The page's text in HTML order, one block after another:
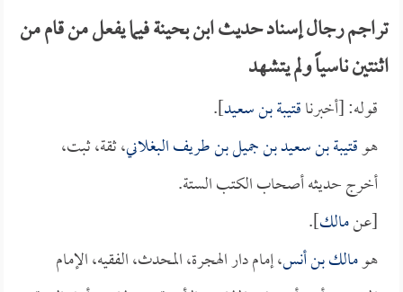
تراجم رجال إسناد حديث ابن بحينة فيما يفعل من قام من
اثنتين ناسياً ولم يتشهد
قوله: [أخبرناقتيبة بن سعيد].
هوقتيبة بن سعيد بن جميل بن طريف البغلاني، ثقة، ثبت،
أخرج حديثه أصحاب الكتب الستة.
[عنمالك].
هومالك بن أنس، إمام دار الهجرة، المحدث، الفقيه، الإمام